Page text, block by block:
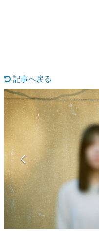
なんでゲー
ゲーム開発者・
具体的な形から
です。
ゲームが変
「経験値」「裏
の起源や用法の
イニーP氏が徹底
カテゴリ
特集記事
マンガ
記事へ戻る